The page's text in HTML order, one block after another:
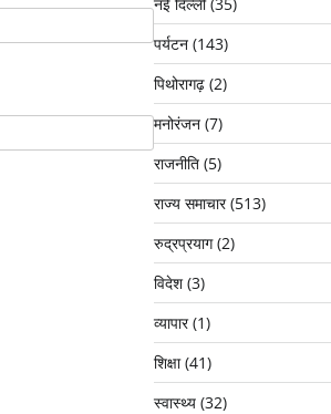
पर्यटन(143)
पिथोरागढ़(2)
मनोरंजन(7)
राजनीति(5)
राज्य समाचार(513)
रुद्रप्रयाग(2)
विदेश(3)
व्यापार(1)
शिक्षा(41)
स्वास्थ्य(32)